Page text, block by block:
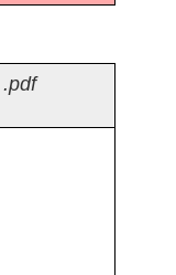
.pdf